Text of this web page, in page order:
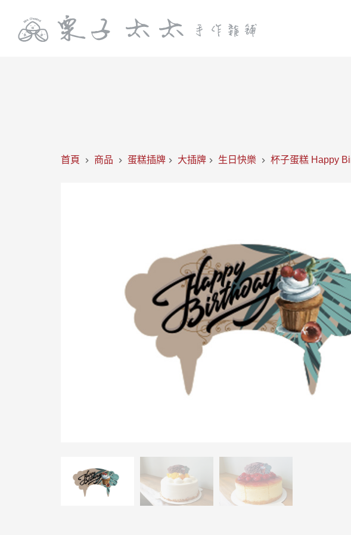
首頁 商品 蛋糕插牌 大插牌 生日快樂 杯子蛋糕 Happy